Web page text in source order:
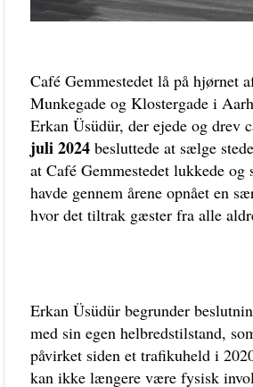
Café Gemmestedet lå på hjørnet
Munkegade og Klostergade i
Erkan Üsüdür, der ejede og drev
juli 2024 besluttede at sælge
at Café Gemmestedet lukkede og
havde gennem årene opnået en
hvor det tiltrak gæster fra alle
Erkan Üsüdür begrunder
med sin egen helbredstilstand,
påvirket siden et trafikuheld i
kan ikke længere være fysisk